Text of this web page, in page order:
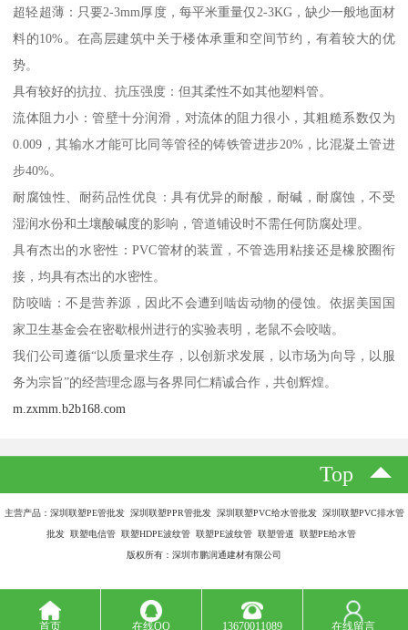
超轻超薄：只要2-3mm厚度，每平米重量仅2-3KG，缺少一般地面材
料的10%。在高层建筑中关于楼体承重和空间节约，有着较大的优
势。
具有较好的抗拉、抗压强度：但其柔性不如其他塑料管。
流体阻力小：管壁十分润滑，对流体的阻力很小，其粗糙系数仅为
0.009，其输水才能可比同等管径的铸铁管进步20%，比混凝土管进
步40%。
耐腐蚀性、耐药品性优良：具有优异的耐酸，耐碱，耐腐蚀，不受
湿润水份和土壤酸碱度的影响，管道铺设时不需任何防腐处理。
具有杰出的水密性：PVC管材的装置，不管选用粘接还是橡胶圈衔
接，均具有杰出的水密性。
防咬啮：不是营养源，因此不会遭到啮齿动物的侵蚀。依据美国国
家卫生基金会在密歇根州进行的实验表明，老鼠不会咬啮。
我们公司遵循“以质量求生存，以创新求发展，以市场为向导，以服
务为宗旨”的经营理念愿与各界同仁精诚合作，共创辉煌。
m.zxmm.b2b168.com
Top
主营产品：深圳联塑PE管批发 深圳联塑PPR管批发 深圳联塑PVC给水管批发 深圳联塑PVC排水管
批发 联塑电信管 联塑HDPE波纹管 联塑PE波纹管 联塑管道 联塑PE给水管
版权所有：深圳市鹏润通建材有限公司
首页 在线QQ 13670011089 在线留言